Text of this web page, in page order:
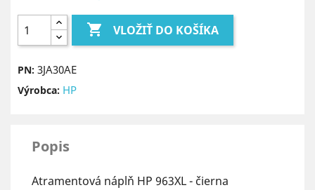
 VLOŽIŤ DO KOŠÍKA
PN: 3JA30AE
Výrobca: HP
Popis
Atramentová náplň HP 963XL - čierna